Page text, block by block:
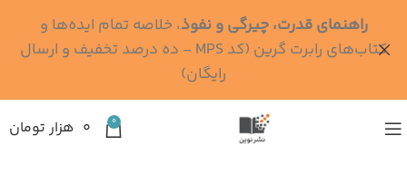
0 ۰ هزار تومان
راهنمای قدرت، چیرگی و نفوذ، خلاصه تمام ایده‌ها و
کتاب‌های رابرت گرین (کد MPS - ده درصد تخفیف و ارسال
رایگان)